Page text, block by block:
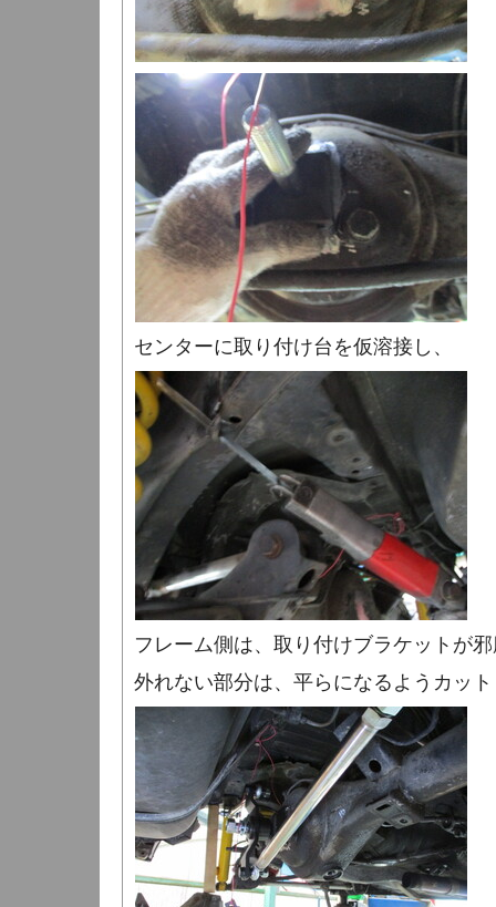
センターに取り付け台を仮溶接し、
フレーム側は、取り付けブラケットが
外れない部分は、平らになるようカッ